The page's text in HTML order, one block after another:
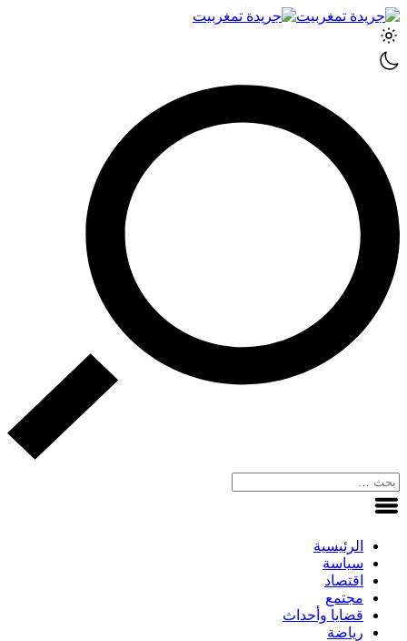
الرئيسية
سياسة
اقتصاد
مجتمع
قضايا وأحداث
رياضة